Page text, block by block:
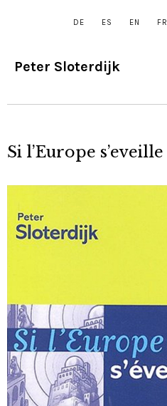
DE ES EN FR
Peter Sloterdijk
Si l’Europe s’eveille